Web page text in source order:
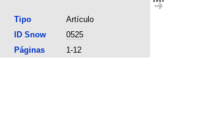
Tipo
Artículo
ID Snow
0525
Páginas
1-12